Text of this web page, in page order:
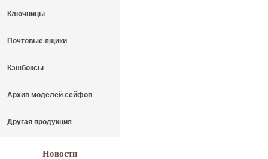
Ключницы
Почтовые ящики
Кэшбоксы
Архив моделей сейфов
Другая продукция
Новости